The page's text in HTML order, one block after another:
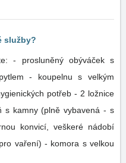
služby?
- prosluněný obýváček s
velkým
potřeb - 2 ložnice
kamny (plně vybavená - s
konvicí, veškeré nádobí
vaření) - komora s velkou